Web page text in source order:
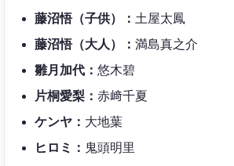
藤沼悟（子供）： 土屋太鳳
藤沼悟（大人）： 満島真之介
雛月加代： 悠木碧
片桐愛梨： 赤﨑千夏
ケンヤ： 大地葉
ヒロミ： 鬼頭明里